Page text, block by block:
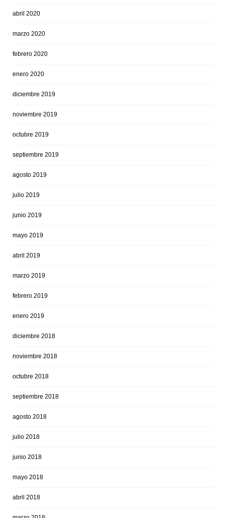
abril 2020
marzo 2020
febrero 2020
enero 2020
diciembre 2019
noviembre 2019
octubre 2019
septiembre 2019
agosto 2019
julio 2019
junio 2019
mayo 2019
abril 2019
marzo 2019
febrero 2019
enero 2019
diciembre 2018
noviembre 2018
octubre 2018
septiembre 2018
agosto 2018
julio 2018
junio 2018
mayo 2018
abril 2018